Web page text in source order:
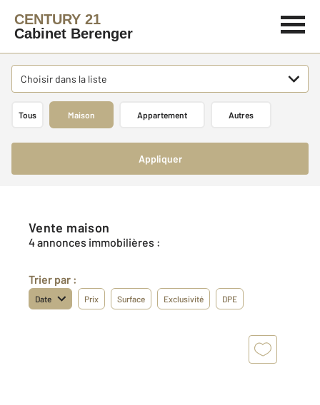
CENTURY 21
Cabinet Berenger
Choisir dans la liste
Tous Maison Appartement Autres
Appliquer
Vente maison
4 annonces immobilières :
Trier par :
Date Prix Surface Exclusivité DPE